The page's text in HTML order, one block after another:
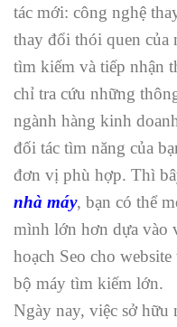
tác mới: công nghệ
thay đổi thói quen của
tìm kiếm và tiếp nhận
chỉ tra cứu những
ngành hàng kinh
đối tác tìm năng của
đơn vị phù hợp. Thì
nhà máy, bạn có thể
mình lớn hơn dựa vào
hoạch Seo cho
bộ máy tìm kiếm lớn.
Ngày nay, việc sở hữu